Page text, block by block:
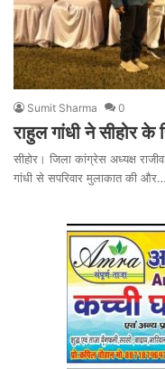
Sumit Sharma 0
राहुल गांधी ने सीहोर
सीहोर। जिला कांग्रेस अध्यक्ष
गांधी से सपरिवार मुलाकात की और…